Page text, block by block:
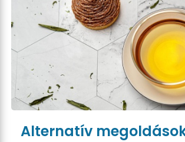
Alternatív